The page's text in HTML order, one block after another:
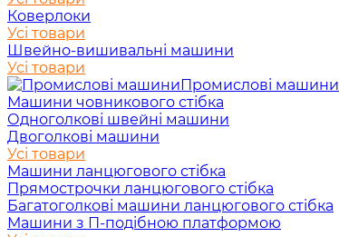
Коверлоки
Усі товари
Швейно-вишивальні машини
Усі товари
Промислові машини
Машини човникового стібка
Одноголкові швейні машини
Двоголкові машини
Усі товари
Машини ланцюгового стібка
Прямострочки ланцюгового стібка
Багатоголкові машини ланцюгового стібка
Машини з П-подібною платформою